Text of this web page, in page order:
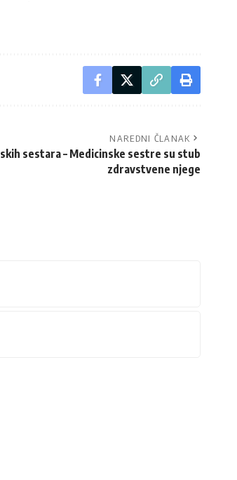
NAREDNI ČLANAK
sestara – Medicinske sestre su stub
zdravstvene njege